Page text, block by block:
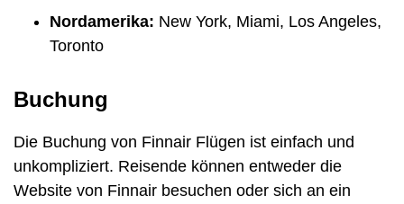
Nordamerika: New York, Miami, Los Angeles,
Toronto
Buchung
Die Buchung von Finnair Flügen ist einfach und
unkompliziert. Reisende können entweder die
Website von Finnair besuchen oder sich an ein